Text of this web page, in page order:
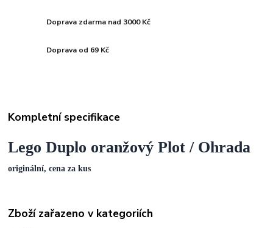
Doprava zdarma nad 3000 Kč
Doprava od 69 Kč
Kompletní specifikace
Lego Duplo oranžový Plot / Ohrada
originální, cena za kus
Zboží zařazeno v kategoriích